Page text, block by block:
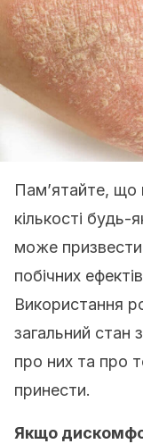
Пам’ятайте, що
кількості будь-
може призвести
побічних
Використання
загальний стан
про них та про
принести.
Якщо